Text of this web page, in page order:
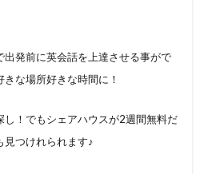
出発前に英会話を上達させる事がで
な場所好きな時間に！
！でもシェアハウスが2週間無料だ
見つけれられます♪